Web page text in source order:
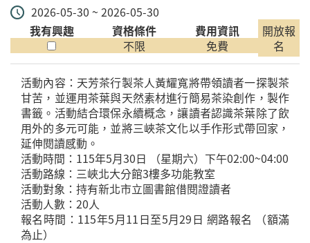
2026-05-30 ~ 2026-05-30
我有興趣
資格條件
不限
費用資訊
免費
開放報
名
活動內容：天芳茶行製茶人黃耀寬將帶領讀者一探製茶
甘苦，並運用茶葉與天然素材進行簡易茶染創作，製作
書籤。活動結合環保永續概念，讓讀者認識茶葉除了飲
用外的多元可能，並將三峽茶文化以手作形式帶回家，
延伸閱讀感動。
活動時間：115年5月30日 （星期六）下午02:00~04:00
活動路線：三峽北大分館3樓多功能教室
活動對象：持有新北市立圖書館借閱證讀者
活動人數：20人
報名時間：115年5月11日至5月29日 網路報名 （額滿
為止）